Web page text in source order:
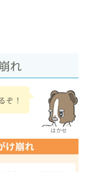
れ
はかせ
ぞ！